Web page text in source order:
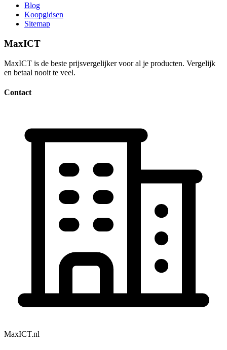
Blog
Koopgidsen
Sitemap
MaxICT
MaxICT is de beste prijsvergelijker voor al je producten. Vergelijk
en betaal nooit te veel.
Contact
MaxICT.nl